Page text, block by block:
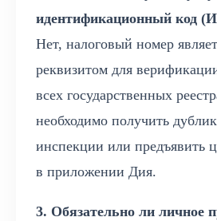
идентификационный код
Нет, налоговый номер
реквизитом для
всех государственных
необходимо получить
инспекции или предъявить
в приложении Дия.
3. Обязательно ли личное